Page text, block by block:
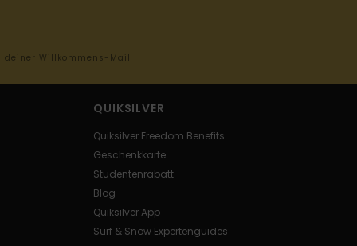
Willkommens-Mail
QUIKSILVER
Quiksilver Freedom Benefits
Geschenkkarte
Studentenrabatt
Blog
Quiksilver App
Surf & Snow Expertenguides